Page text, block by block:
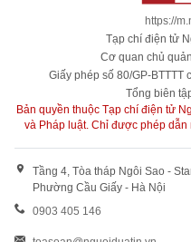
https://
Tạp chí điện tử
Cơ quan chủ
Giấy phép số 80/GP-BTTTT
Tổng biên
Bản quyền thuộc Tạp chí điện tử
và Pháp luật. Chỉ được phép dẫn
Tầng 4, Tòa tháp Ngôi Sao -
Phường Cầu Giấy - Hà Nội
0903 405 146